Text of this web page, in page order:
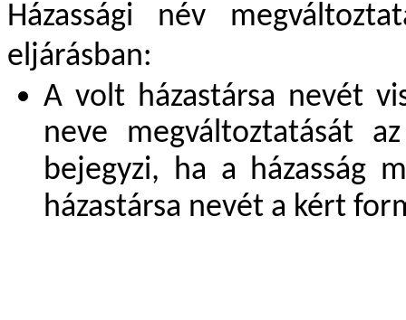
Házassági név
eljárásban:
A volt házastársa nevét
neve megváltoztatását
bejegyzi, ha a házasság
házastársa nevét a kért